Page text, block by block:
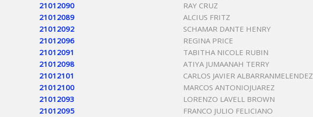
21012090
RAY CRUZ
21012089
ALCIUS FRITZ
21012092
SCHAMAR DANTE HENRY
21012096
REGINA PRICE
21012091
TABITHA NICOLE RUBIN
21012098
ATIYA JUMAANAH TERRY
21012101
CARLOS JAVIER ALBARRANMELENDEZ
21012100
MARCOS ANTONIOJUAREZ
21012093
LORENZO LAVELL BROWN
21012095
FRANCO JULIO FELICIANO